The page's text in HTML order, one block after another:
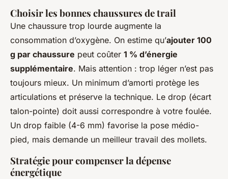
Choisir les bonnes chaussures de trail
Une chaussure trop lourde augmente la
consommation d’oxygène. On estime qu’ajouter 100
g par chaussure peut coûter 1 % d’énergie
supplémentaire. Mais attention : trop léger n’est pas
toujours mieux. Un minimum d’amorti protège les
articulations et préserve la technique. Le drop (écart
talon-pointe) doit aussi correspondre à votre foulée.
Un drop faible (4-6 mm) favorise la pose médio-
pied, mais demande un meilleur travail des mollets.
Stratégie pour compenser la dépense
énergétique